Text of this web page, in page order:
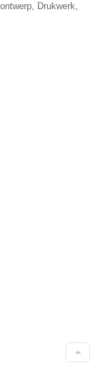
Drukwerk,